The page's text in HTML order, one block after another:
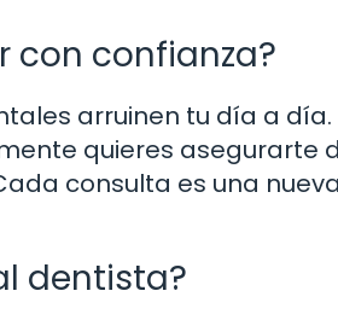
con confianza?
arruinen tu día a día.
quieres asegurarte
consulta es una
dentista?